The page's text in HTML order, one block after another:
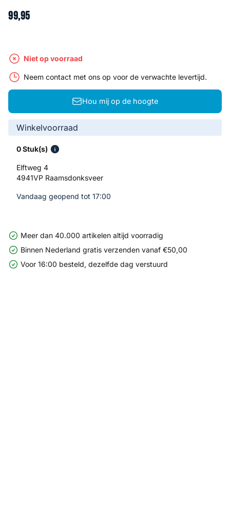
99,95
Niet op voorraad
Neem contact met ons op voor de verwachte levertijd.
Hou mij op de hoogte
Winkelvoorraad
0 Stuk(s)
Elftweg 4
4941VP Raamsdonksveer
Vandaag geopend tot 17:00
Meer dan 40.000 artikelen altijd voorradig
Binnen Nederland gratis verzenden vanaf €50,00
Voor 16:00 besteld, dezelfde dag verstuurd